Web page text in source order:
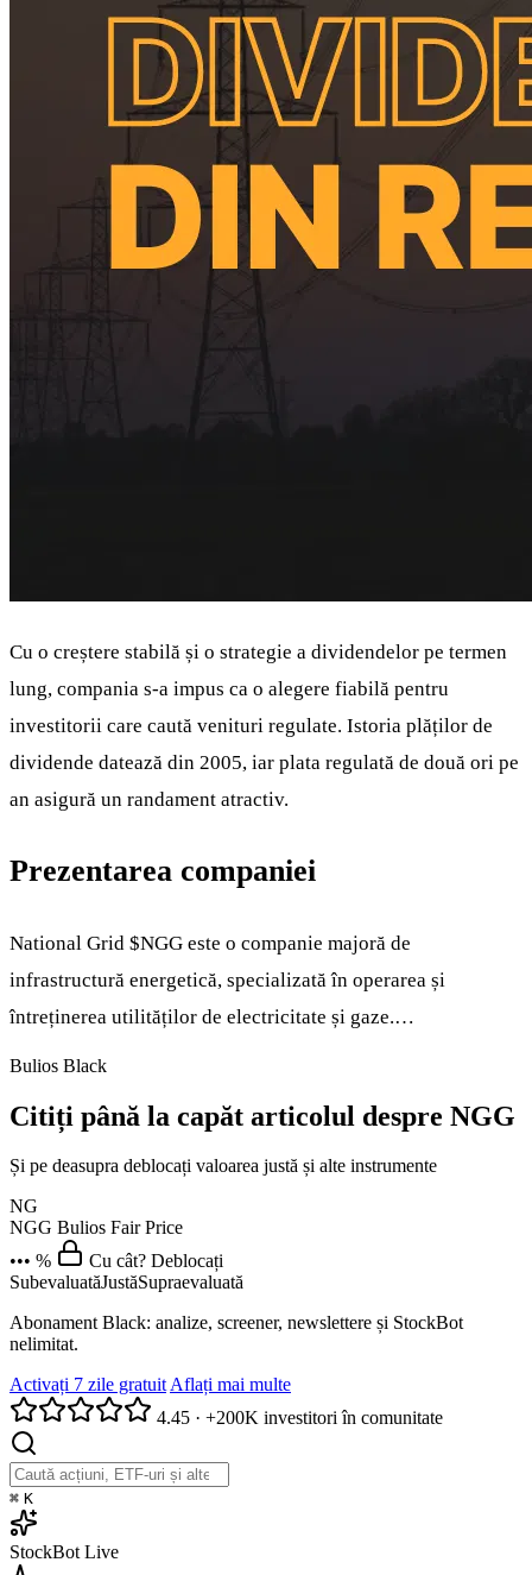
Cu o creștere stabilă și o strategie a dividendelor pe termen
lung, compania s-a impus ca o alegere fiabilă pentru
investitorii care caută venituri regulate. Istoria plăților de
dividende datează din 2005, iar plata regulată de două ori pe
an asigură un randament atractiv.
Prezentarea companiei
National Grid $NGG este o companie majoră de
infrastructură energetică, specializată în operarea și
întreținerea utilităților de electricitate și gaze.…
Bulios Black
Citiți până la capăt articolul despre NGG
Și pe deasupra deblocați valoarea justă și alte instrumente
NG
NGG Bulios Fair Price
••• %
Cu cât? Deblocați
SubevaluatăJustăSupraevaluată
Abonament Black: analize, screener, newslettere și StockBot
nelimitat.
Activați 7 zile gratuitAflați mai multe
4.45 · +200K investitori în comunitate
⌘ K
StockBot Live